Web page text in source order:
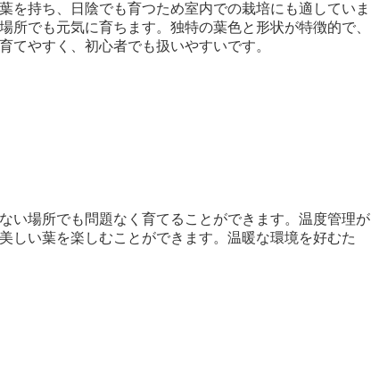
を持ち、日陰でも育つため室内での栽培にも適していま
所でも元気に育ちます。独特の葉色と形状が特徴的で、
てやすく、初心者でも扱いやすいです。
い場所でも問題なく育てることができます。温度管理が
しい葉を楽しむことができます。温暖な環境を好むた